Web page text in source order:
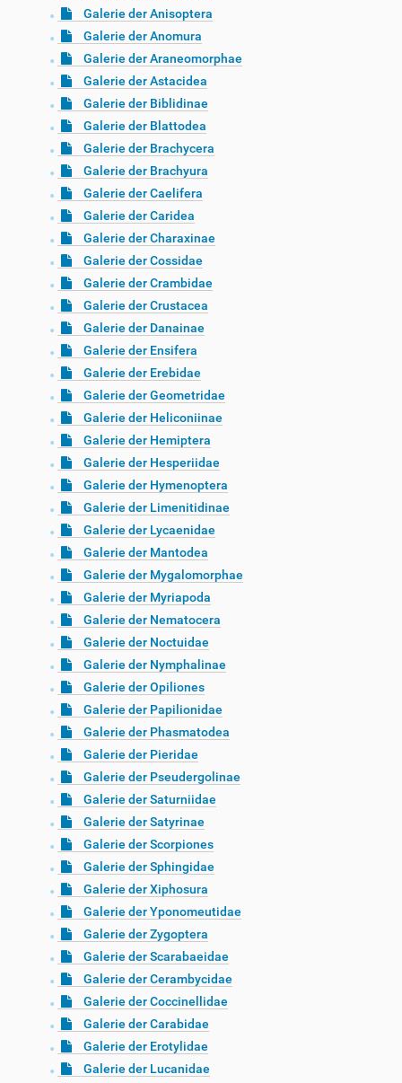
Galerie der Anisoptera
Galerie der Anomura
Galerie der Araneomorphae
Galerie der Astacidea
Galerie der Biblidinae
Galerie der Blattodea
Galerie der Brachycera
Galerie der Brachyura
Galerie der Caelifera
Galerie der Caridea
Galerie der Charaxinae
Galerie der Cossidae
Galerie der Crambidae
Galerie der Crustacea
Galerie der Danainae
Galerie der Ensifera
Galerie der Erebidae
Galerie der Geometridae
Galerie der Heliconiinae
Galerie der Hemiptera
Galerie der Hesperiidae
Galerie der Hymenoptera
Galerie der Limenitidinae
Galerie der Lycaenidae
Galerie der Mantodea
Galerie der Mygalomorphae
Galerie der Myriapoda
Galerie der Nematocera
Galerie der Noctuidae
Galerie der Nymphalinae
Galerie der Opiliones
Galerie der Papilionidae
Galerie der Phasmatodea
Galerie der Pieridae
Galerie der Pseudergolinae
Galerie der Saturniidae
Galerie der Satyrinae
Galerie der Scorpiones
Galerie der Sphingidae
Galerie der Xiphosura
Galerie der Yponomeutidae
Galerie der Zygoptera
Galerie der Scarabaeidae
Galerie der Cerambycidae
Galerie der Coccinellidae
Galerie der Carabidae
Galerie der Erotylidae
Galerie der Lucanidae